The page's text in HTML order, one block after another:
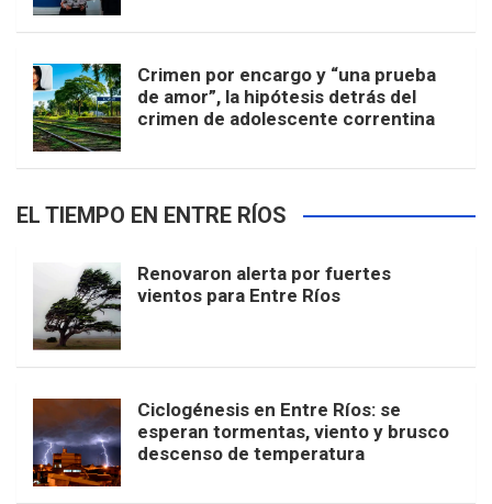
Crimen por encargo y “una prueba
de amor”, la hipótesis detrás del
crimen de adolescente correntina
EL TIEMPO EN ENTRE RÍOS
Renovaron alerta por fuertes
vientos para Entre Ríos
Ciclogénesis en Entre Ríos: se
esperan tormentas, viento y brusco
descenso de temperatura